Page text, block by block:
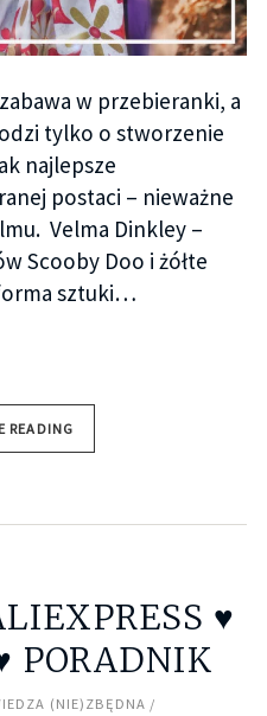
w przebieranki, a
tylko o stworzenie
najlepsze
postaci – nieważne
Velma Dinkley –
Scooby Doo i żółte
sztuki…
READING
♥
PORADNIK
(NIE)ZBĘDNA